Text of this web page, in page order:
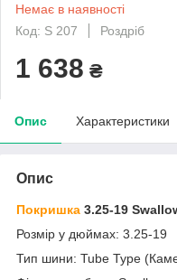
Немає в наявності
Код: S 207
Роздріб
1 638 ₴
Опис Характеристики
Опис
Покришка 3.25-19
Розмір у дюймах: 3.25-19
Тип шини: Tube Туре